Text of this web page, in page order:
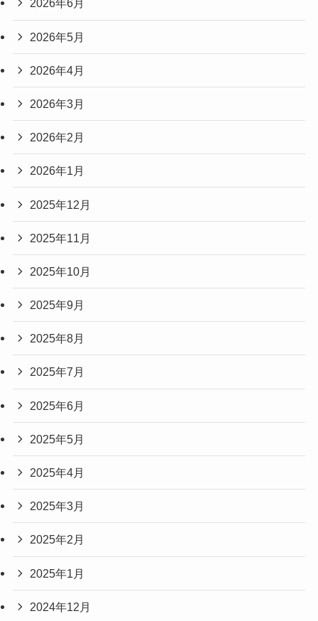
2026年6月
2026年5月
2026年4月
2026年3月
2026年2月
2026年1月
2025年12月
2025年11月
2025年10月
2025年9月
2025年8月
2025年7月
2025年6月
2025年5月
2025年4月
2025年3月
2025年2月
2025年1月
2024年12月